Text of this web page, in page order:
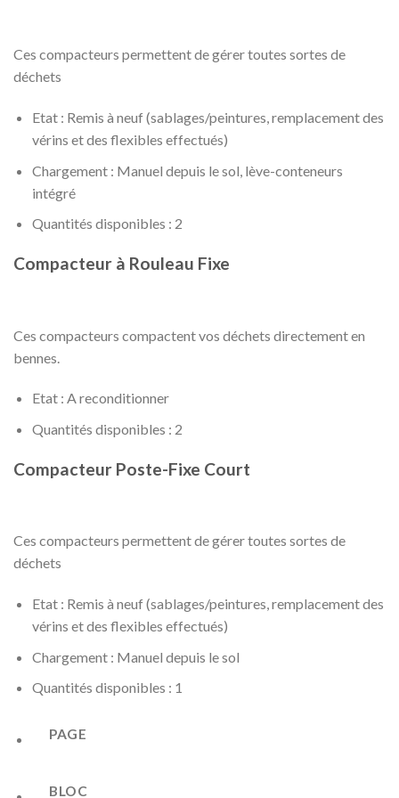
Ces compacteurs permettent de gérer toutes sortes de
déchets
Etat : Remis à neuf (sablages/peintures, remplacement des
vérins et des flexibles effectués)
Chargement : Manuel depuis le sol, lève-conteneurs
intégré
Quantités disponibles : 2
Compacteur à Rouleau Fixe
Ces compacteurs compactent vos déchets directement en
bennes.
Etat : A reconditionner
Quantités disponibles : 2
Compacteur Poste-Fixe Court
Ces compacteurs permettent de gérer toutes sortes de
déchets
Etat : Remis à neuf (sablages/peintures, remplacement des
vérins et des flexibles effectués)
Chargement : Manuel depuis le sol
Quantités disponibles : 1
PAGE
BLOC